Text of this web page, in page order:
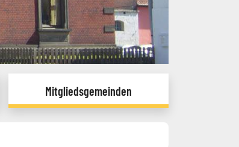
Mitgliedsgemeinden